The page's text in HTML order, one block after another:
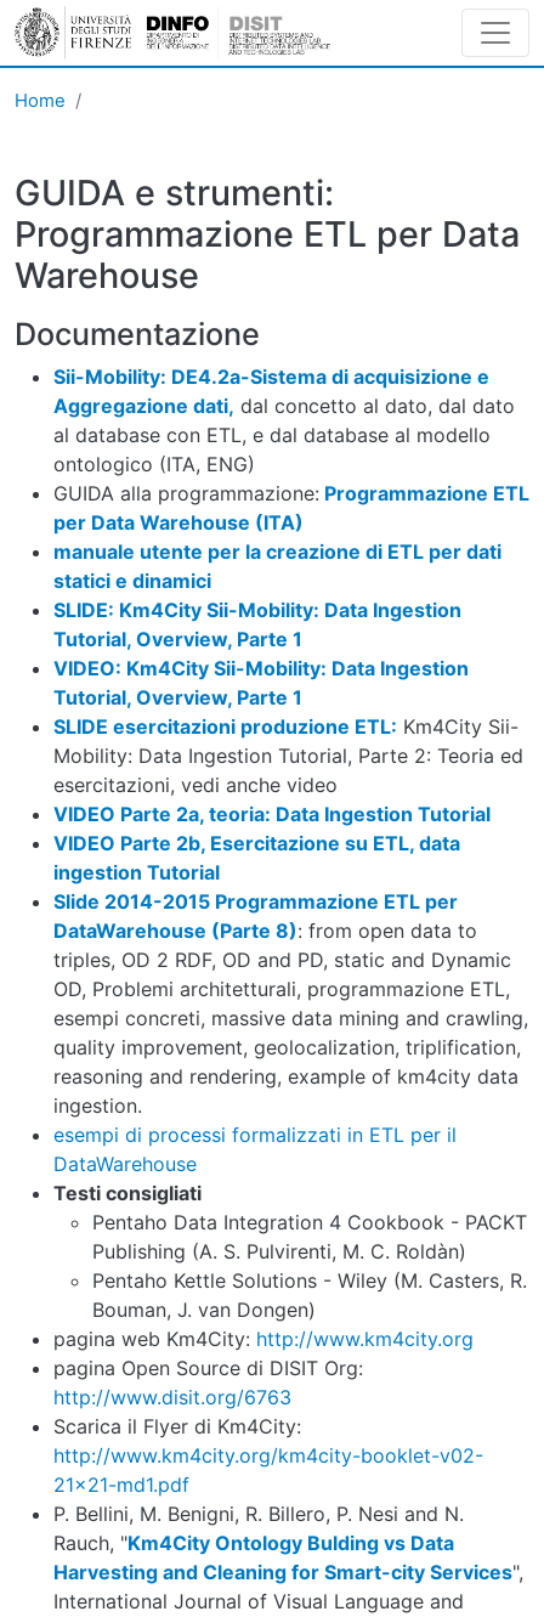
Skip to main content
Home
GUIDA e strumenti:
Programmazione ETL per Data
Warehouse
Documentazione
Sii-Mobility: DE4.2a-Sistema di acquisizione e
Aggregazione dati, dal concetto al dato, dal dato
al database con ETL, e dal database al modello
ontologico (ITA, ENG)
GUIDA alla programmazione: Programmazione ETL
per Data Warehouse (ITA)
manuale utente per la creazione di ETL per dati
statici e dinamici
SLIDE: Km4City Sii-Mobility: Data Ingestion
Tutorial, Overview, Parte 1
VIDEO: Km4City Sii-Mobility: Data Ingestion
Tutorial, Overview, Parte 1
SLIDE esercitazioni produzione ETL: Km4City Sii-
Mobility: Data Ingestion Tutorial, Parte 2: Teoria ed
esercitazioni, vedi anche video
VIDEO Parte 2a, teoria: Data Ingestion Tutorial
VIDEO Parte 2b, Esercitazione su ETL, data
ingestion Tutorial
Slide 2014-2015 Programmazione ETL per
DataWarehouse (Parte 8): from open data to
triples, OD 2 RDF, OD and PD, static and Dynamic
OD, Problemi architetturali, programmazione ETL,
esempi concreti, massive data mining and crawling,
quality improvement, geolocalization, triplification,
reasoning and rendering, example of km4city data
ingestion.
esempi di processi formalizzati in ETL per il
DataWarehouse
Testi consigliati
Pentaho Data Integration 4 Cookbook - PACKT
Publishing (A. S. Pulvirenti, M. C. Roldàn)
Pentaho Kettle Solutions - Wiley (M. Casters, R.
Bouman, J. van Dongen)
pagina web Km4City: http://www.km4city.org
pagina Open Source di DISIT Org:
http://www.disit.org/6763
Scarica il Flyer di Km4City:
http://www.km4city.org/km4city-booklet-v02-
21x21-md1.pdf
P. Bellini, M. Benigni, R. Billero, P. Nesi and N.
Rauch, "Km4City Ontology Bulding vs Data
Harvesting and Cleaning for Smart-city Services",
International Journal of Visual Language and